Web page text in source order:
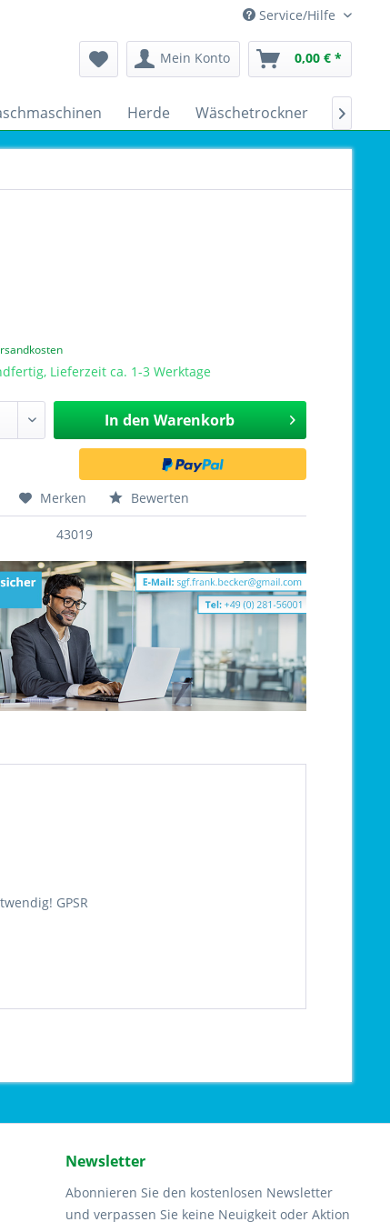
Service/Hilfe
Mein Konto 0,00 € *
Herde Wäschetrockner 
Lieferzeit ca. 1-3 Werktage
In den Warenkorb
Merken Bewerten
43019
GPSR
Newsletter
Abonnieren Sie den kostenlosen Newsletter
und verpassen Sie keine Neuigkeit oder Aktion